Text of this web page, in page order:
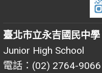
臺北市立永吉國民中學
Junior High School
電話：(02) 2764-9066